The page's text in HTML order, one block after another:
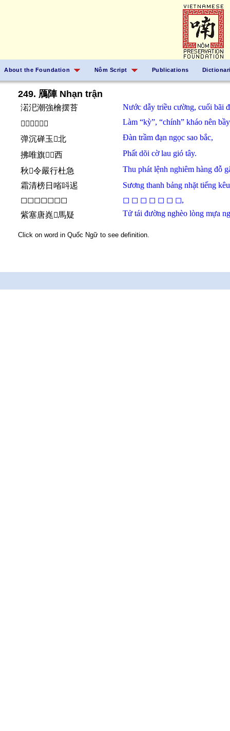
About the Foundation Nôm Script Publications
249. 鴈陣 Nhạn trận
渃汜潮強檜摆苔 Nước dẫy triều cường, cuối bãi
𬈋竒正窖𢧚排
Làm “kỳ”, “chính” kháo nên
弹沉䃅玉𤚧北
Đàn trầm đạn ngọc sao bắc,
拂唯旗𦰤𱢻西
Phất dõi cờlau gió tây.
秋𤼵令嚴行杜急
Thu phát lệnh nghiêm hàng đỗ
霜清榜日㗂呌迡
Sương thanh bảng nhặt tiếng
◻◻◻◻◻◻◻
◻ ◻ ◻ ◻ ◻ ◻ ◻︎,
紫塞唐嶤𢚸馬疑
Tử tái đường nghèo lòng mựa
Click on word in Quốc Ngữ to see definition.